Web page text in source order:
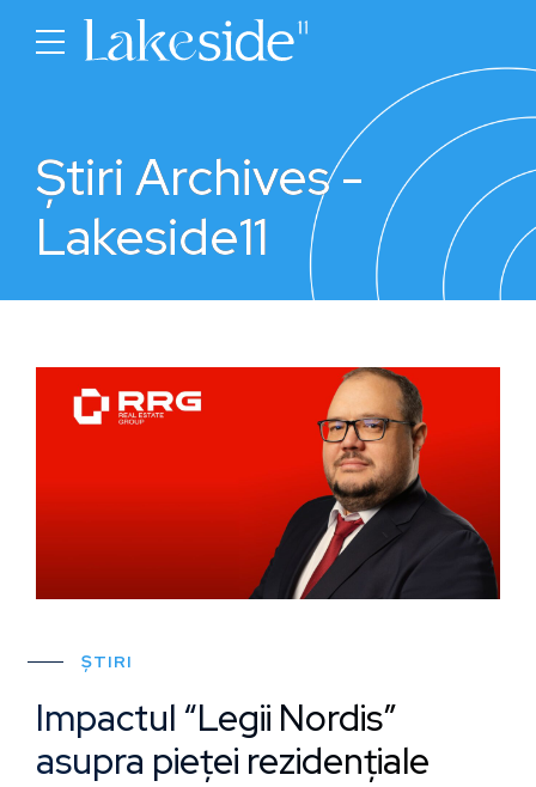
Știri Archives -
Lakeside11
ȘTIRI
Impactul “Legii Nordis”
asupra pieței rezidențiale